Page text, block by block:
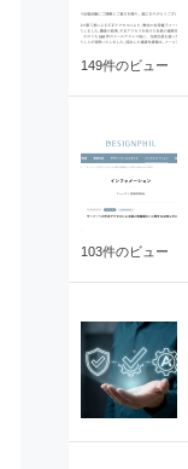
149件のビュー
103件のビュー